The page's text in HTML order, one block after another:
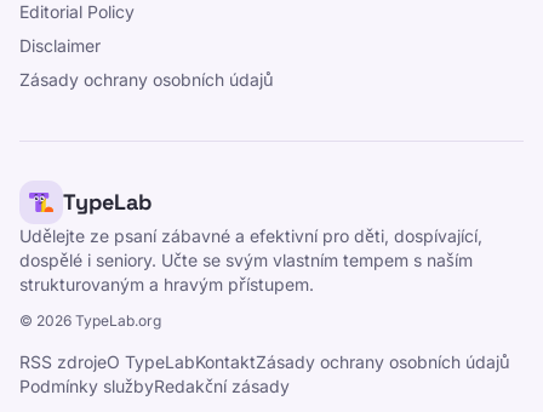
Editorial Policy
Disclaimer
Zásady ochrany osobních údajů
TypeLab
Udělejte ze psaní zábavné a efektivní pro děti, dospívající,
dospělé i seniory. Učte se svým vlastním tempem s naším
strukturovaným a hravým přístupem.
© 2026 TypeLab.org
RSS zdrojeO TypeLabKontaktZásady ochrany osobních údajů
Podmínky službyRedakční zásady